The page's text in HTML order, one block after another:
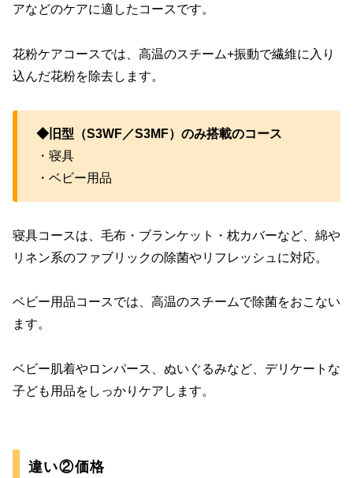
アなどのケアに適したコースです。
花粉ケアコースでは、高温のスチーム+振動で繊維に入り
込んだ花粉を除去します。
◆旧型（S3WF／S3MF）のみ搭載のコース
・寝具
・ベビー用品
寝具コースは、毛布・ブランケット・枕カバーなど、綿や
リネン系のファブリックの除菌やリフレッシュに対応。
ベビー用品コースでは、高温のスチームで除菌をおこない
ます。
ベビー肌着やロンパース、ぬいぐるみなど、デリケートな
子ども用品をしっかりケアします。
違い②価格